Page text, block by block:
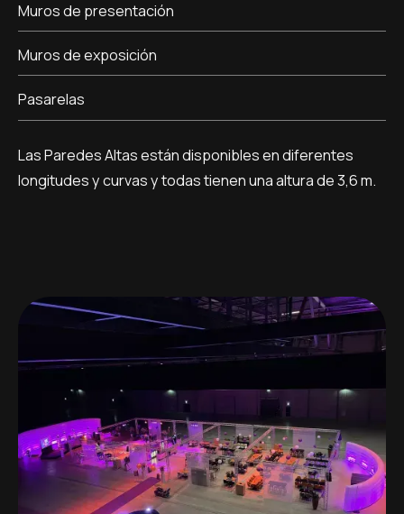
Muros de presentación
Muros de exposición
Pasarelas
Las Paredes Altas están disponibles en diferentes
longitudes y curvas y todas tienen una altura de 3,6 m.